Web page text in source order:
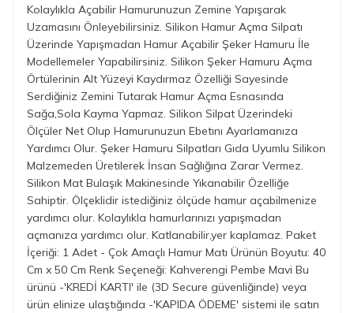
Kolaylıkla Açabilir Hamurunuzun Zemine Yapışarak
Uzamasını Önleyebilirsiniz. Silikon Hamur Açma Silpatı
Üzerinde Yapışmadan Hamur Açabilir Şeker Hamuru İle
Modellemeler Yapabilirsiniz. Silikon Şeker Hamuru Açma
Örtülerinin Alt Yüzeyi Kaydırmaz Özelliği Sayesinde
Serdiğiniz Zemini Tutarak Hamur Açma Esnasında
Sağa,Sola Kayma Yapmaz. Silikon Silpat Üzerindeki
Ölçüler Net Olup Hamurunuzun Ebetını Ayarlamanıza
Yardımcı Olur. Şeker Hamuru Silpatları Gıda Uyumlu Silikon
Malzemeden Üretilerek İnsan Sağlığına Zarar Vermez.
Silikon Mat Bulaşık Makinesinde Yıkanabilir Özelliğe
Sahiptir. Ölçeklidir istediğiniz ölçüde hamur açabilmenize
yardımcı olur. Kolaylıkla hamurlarınızı yapışmadan
açmanıza yardımcı olur. Katlanabilir,yer kaplamaz. Paket
İçeriği: 1 Adet - Çok Amaçlı Hamur Matı Ürünün Boyutu: 40
Cm x 50 Cm Renk Seçeneği: Kahverengi Pembe Mavi Bu
ürünü -'KREDİ KARTI' ile (3D Secure güvenliğinde) veya
ürün elinize ulaştığında -'KAPIDA ÖDEME' sistemi ile satın